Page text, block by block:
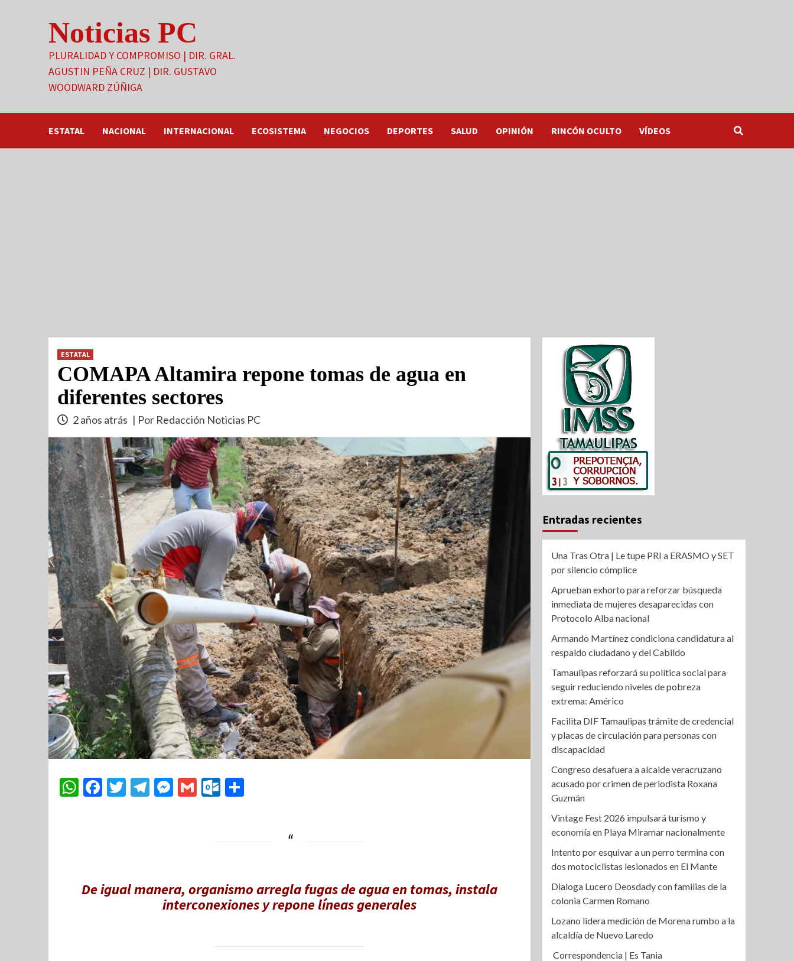
Noticias PC
PLURALIDAD Y COMPROMISO | DIR. GRAL.
AGUSTIN PEÑA CRUZ | DIR. GUSTAVO
WOODWARD ZÚÑIGA
ESTATAL NACIONAL INTERNACIONAL ECOSISTEMA NEGOCIOS DEPORTES SALUD OPINIÓN RINCÓN OCULTO VÍDEOS
ESTATAL
COMAPA Altamira repone tomas de agua en
diferentes sectores
2 años atrás | Por Redacción Noticias PC
WhatsApp
Facebook
Twitter
Telegram
Messenger
GmailOutlook.com
De igual manera, organismo arregla fugas de agua en tomas, instala
interconexiones y repone líneas generales
Entradas recientes
Una Tras Otra | Le tupe PRI a ERASMO y SET
por silencio cómplice
Aprueban exhorto para reforzar búsqueda
inmediata de mujeres desaparecidas con
Protocolo Alba nacional
Armando Martínez condiciona candidatura al
respaldo ciudadano y del Cabildo
Tamaulipas reforzará su política social para
seguir reduciendo niveles de pobreza
extrema: Américo
Facilita DIF Tamaulipas trámite de credencial
y placas de circulación para personas con
discapacidad
Congreso desafuera a alcalde veracruzano
acusado por crimen de periodista Roxana
Guzmán
Vintage Fest 2026 impulsará turismo y
economía en Playa Miramar nacionalmente
Intento por esquivar a un perro termina con
dos motociclistas lesionados en El Mante
Dialoga Lucero Deosdady con familias de la
colonia Carmen Romano
Lozano lidera medición de Morena rumbo a la
alcaldía de Nuevo Laredo
Correspondencia | Es Tania